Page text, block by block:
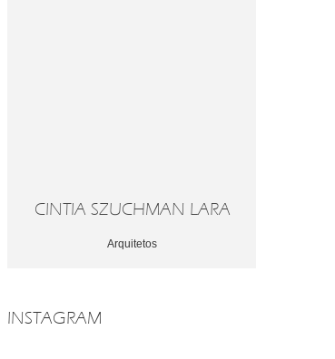
CINTIA SZUCHMAN LARA
Arquitetos
INSTAGRAM